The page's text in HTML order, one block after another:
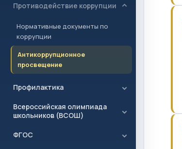
Противодействие коррупции
Нормативные документы по
коррупции
Антикоррупционное
просвещение
Профилактика
Всероссийская олимпиада
школьников (ВСОШ)
ФГОС